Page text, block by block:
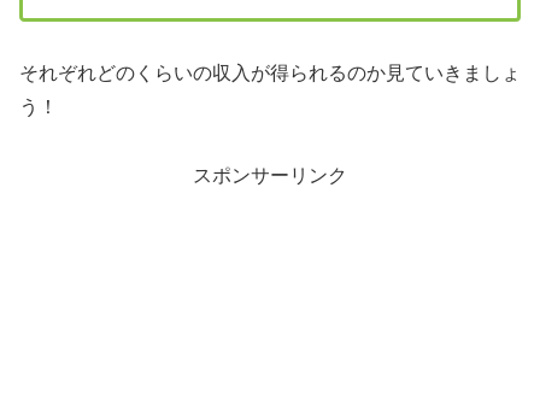
それぞれどのくらいの収入が得られるのか見ていきましょ
う！
スポンサーリンク